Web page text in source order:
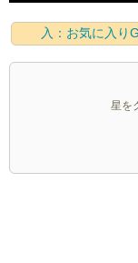
入：お気に入り
星を